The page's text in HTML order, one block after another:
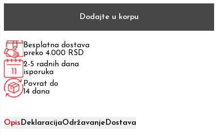
Dodajte u korpu
Besplatna dostava
preko 4.000 RSD
2-5 radnih dana
isporuka
Povrat do
14 dana
Opis DeklaracijaOdržavanjeDostava